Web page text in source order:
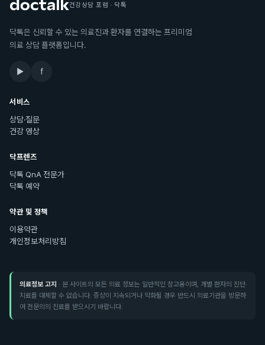
건강상담 포럼 · 닥톡
닥톡은 신뢰할 수 있는 의료진과 환자를 연결하는 프리미엄
의료 상담 플랫폼입니다.
▶ f
서비스
상담·질문
건강 영상
닥프렌즈
닥톡 QnA 전문가
닥톡 예약
약관 및 정책
이용약관
개인정보처리방침
의료정보 고지 · 본 사이트의 모든 의료 정보는 일반적인 참고용이며, 개별 환자의 진단·
치료를 대체할 수 없습니다. 증상이 지속되거나 악화될 경우 반드시 의료기관을 방문하
여 전문의의 진료를 받으시기 바랍니다.